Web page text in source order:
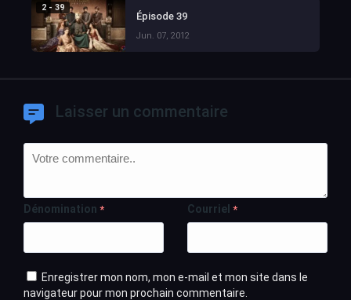
2 - 39
Épisode 39
Jun. 07, 2012
Laisser un commentaire
Dénomination * Courriel *
Enregistrer mon nom, mon e-mail et mon site dans le
navigateur pour mon prochain commentaire.